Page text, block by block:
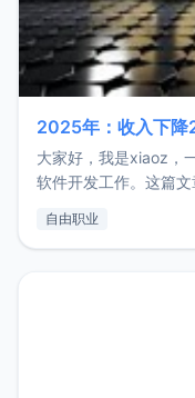
2025年：收入下降
大家好，我是xiaoz，
软件开发工作。这篇
收入下降20%，但却
自由职业